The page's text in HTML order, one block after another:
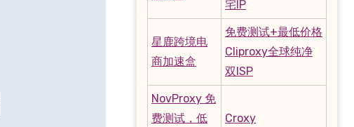
宅IP
星鹿跨境电
商加速盒
免费测试+最低价格
Cliproxy全球纯净
双ISP
NovProxy 免
费测试，低
Croxy